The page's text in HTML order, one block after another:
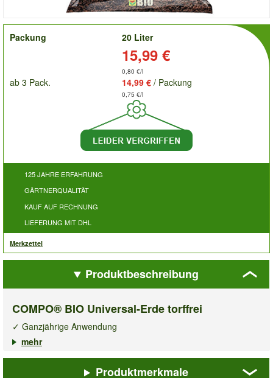
order
Packung
20 Liter
15,99 €
0,80 €/l
ab 3 Pack. 14,99 € / Packung
0,75 €/l
125 JAHRE ERFAHRUNG
GÄRTNERQUALITÄT
KAUF AUF RECHNUNG
LIEFERUNG MIT DHL
Merkzettel
Produktbeschreibung
COMPO® BIO Universal-Erde torffrei
✓ Ganzjährige Anwendung
✓ 100% natürliche Inhaltsstoffe
COMPO® BIO Universal-Erdeist eine torffreie Spezialerde
mehr
Produktmerkmale